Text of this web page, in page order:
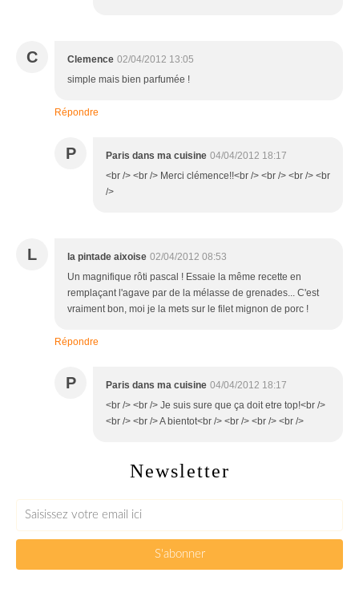
C Clemence 02/04/2012 13:05
simple mais bien parfumée !
Répondre
P Paris dans ma cuisine 04/04/2012 18:17
<br /> <br /> Merci clémence!!<br /> <br /> <br /> <br
/>
L la pintade aixoise 02/04/2012 08:53
Un magnifique rôti pascal ! Essaie la même recette en
remplaçant l'agave par de la mélasse de grenades... C'est
vraiment bon, moi je la mets sur le filet mignon de porc !
Répondre
P Paris dans ma cuisine 04/04/2012 18:17
<br /> <br /> Je suis sure que ça doit etre top!<br />
<br /> <br /> A bientot<br /> <br /> <br /> <br />
Newsletter